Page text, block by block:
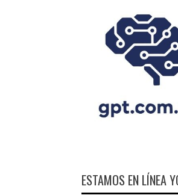
ESTAMOS EN LÍNEA